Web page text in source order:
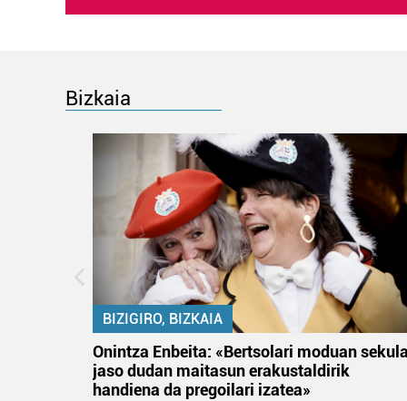
Bizkaia
BIZIGIRO, BIZKAIA
Onintza Enbeita: «Bertsolari moduan
jaso dudan maitasun erakustaldirik
handiena da pregoilari izatea»